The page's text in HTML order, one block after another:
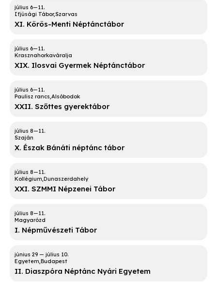
Ifjúsági Tábor Szarvas
XI. Körös-Menti Néptánctábor
Krasznahorkaváralja
XIX. Ilosvai Gyermek Néptánctábor
Paulisz rancs Alsóbodok
XXII. Szőttes gyerektábor
Szaján
X. Észak Bánáti néptánc tábor
Kollégium Dunaszerdahely
XXI. SZMMI Népzenei Tábor
Magyarózd
I. Népművészeti Tábor
Egyetem Budapest
II. Diaszpóra Néptánc Nyári Egyetem